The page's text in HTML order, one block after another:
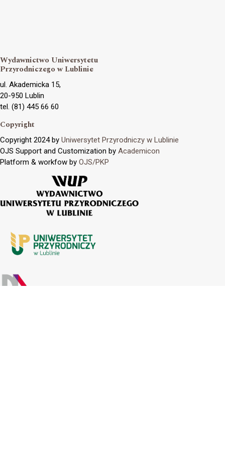
Wydawnictwo Uniwersytetu
Przyrodniczego w Lublinie
ul. Akademicka 15,
20-950 Lublin
tel. (81) 445 66 60
Copyright
Copyright 2024 by Uniwersytet Przyrodniczy w Lublinie
OJS Support and Customization by Academicon
Platform & workfow by OJS/PKP